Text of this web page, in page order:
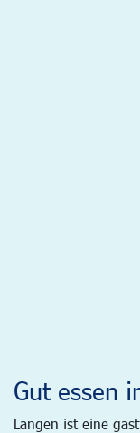
Gut essen
Langen ist eine